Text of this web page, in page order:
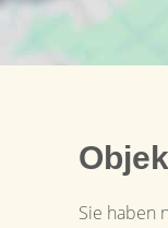
Sie haben